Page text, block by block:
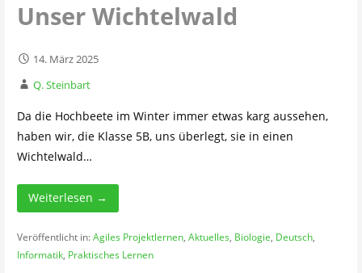
Unser Wichtelwald
14. März 2025
Q. Steinbart
Da die Hochbeete im Winter immer etwas karg aussehen,
haben wir, die Klasse 5B, uns überlegt, sie in einen
Wichtelwald…
Weiterlesen →
Veröffentlicht in:Agiles Projektlernen, Aktuelles, Biologie, Deutsch,
Informatik, Praktisches Lernen